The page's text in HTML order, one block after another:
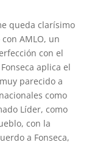
queda clarísimo
AMLO, un
con el
aplica el
parecido a
como
Líder, como
con la
a Fonseca,